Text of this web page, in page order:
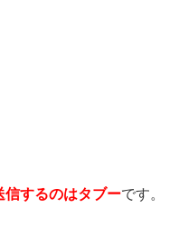
信するのはタブーです。